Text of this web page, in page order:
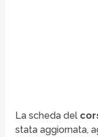
La scheda del
stata aggiornata,